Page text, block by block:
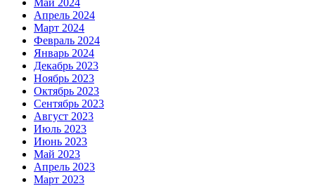
Май 2024
Апрель 2024
Март 2024
Февраль 2024
Январь 2024
Декабрь 2023
Ноябрь 2023
Октябрь 2023
Сентябрь 2023
Август 2023
Июль 2023
Июнь 2023
Май 2023
Апрель 2023
Март 2023